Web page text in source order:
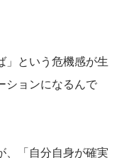
」という危機感が生
ションになるんで
、「自分自身が確実